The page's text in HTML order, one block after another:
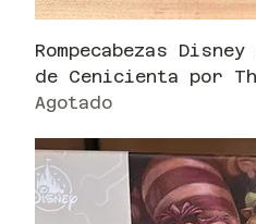
Rompecabezas
de Cenicienta por
Agotado